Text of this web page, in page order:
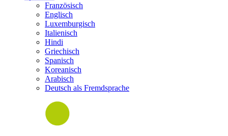
Französisch
Englisch
Luxemburgisch
Italienisch
Hindi
Griechisch
Spanisch
Koreanisch
Arabisch
Deutsch als Fremdsprache